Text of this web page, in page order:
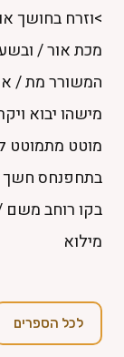
>וזרח בחושך
מכת אור/
המשורר מת/
מישהו יבוא
מוטט מתמוטט
בתחפנחס חשך
בקו רוחב משם
מילוא
לכל הספרים